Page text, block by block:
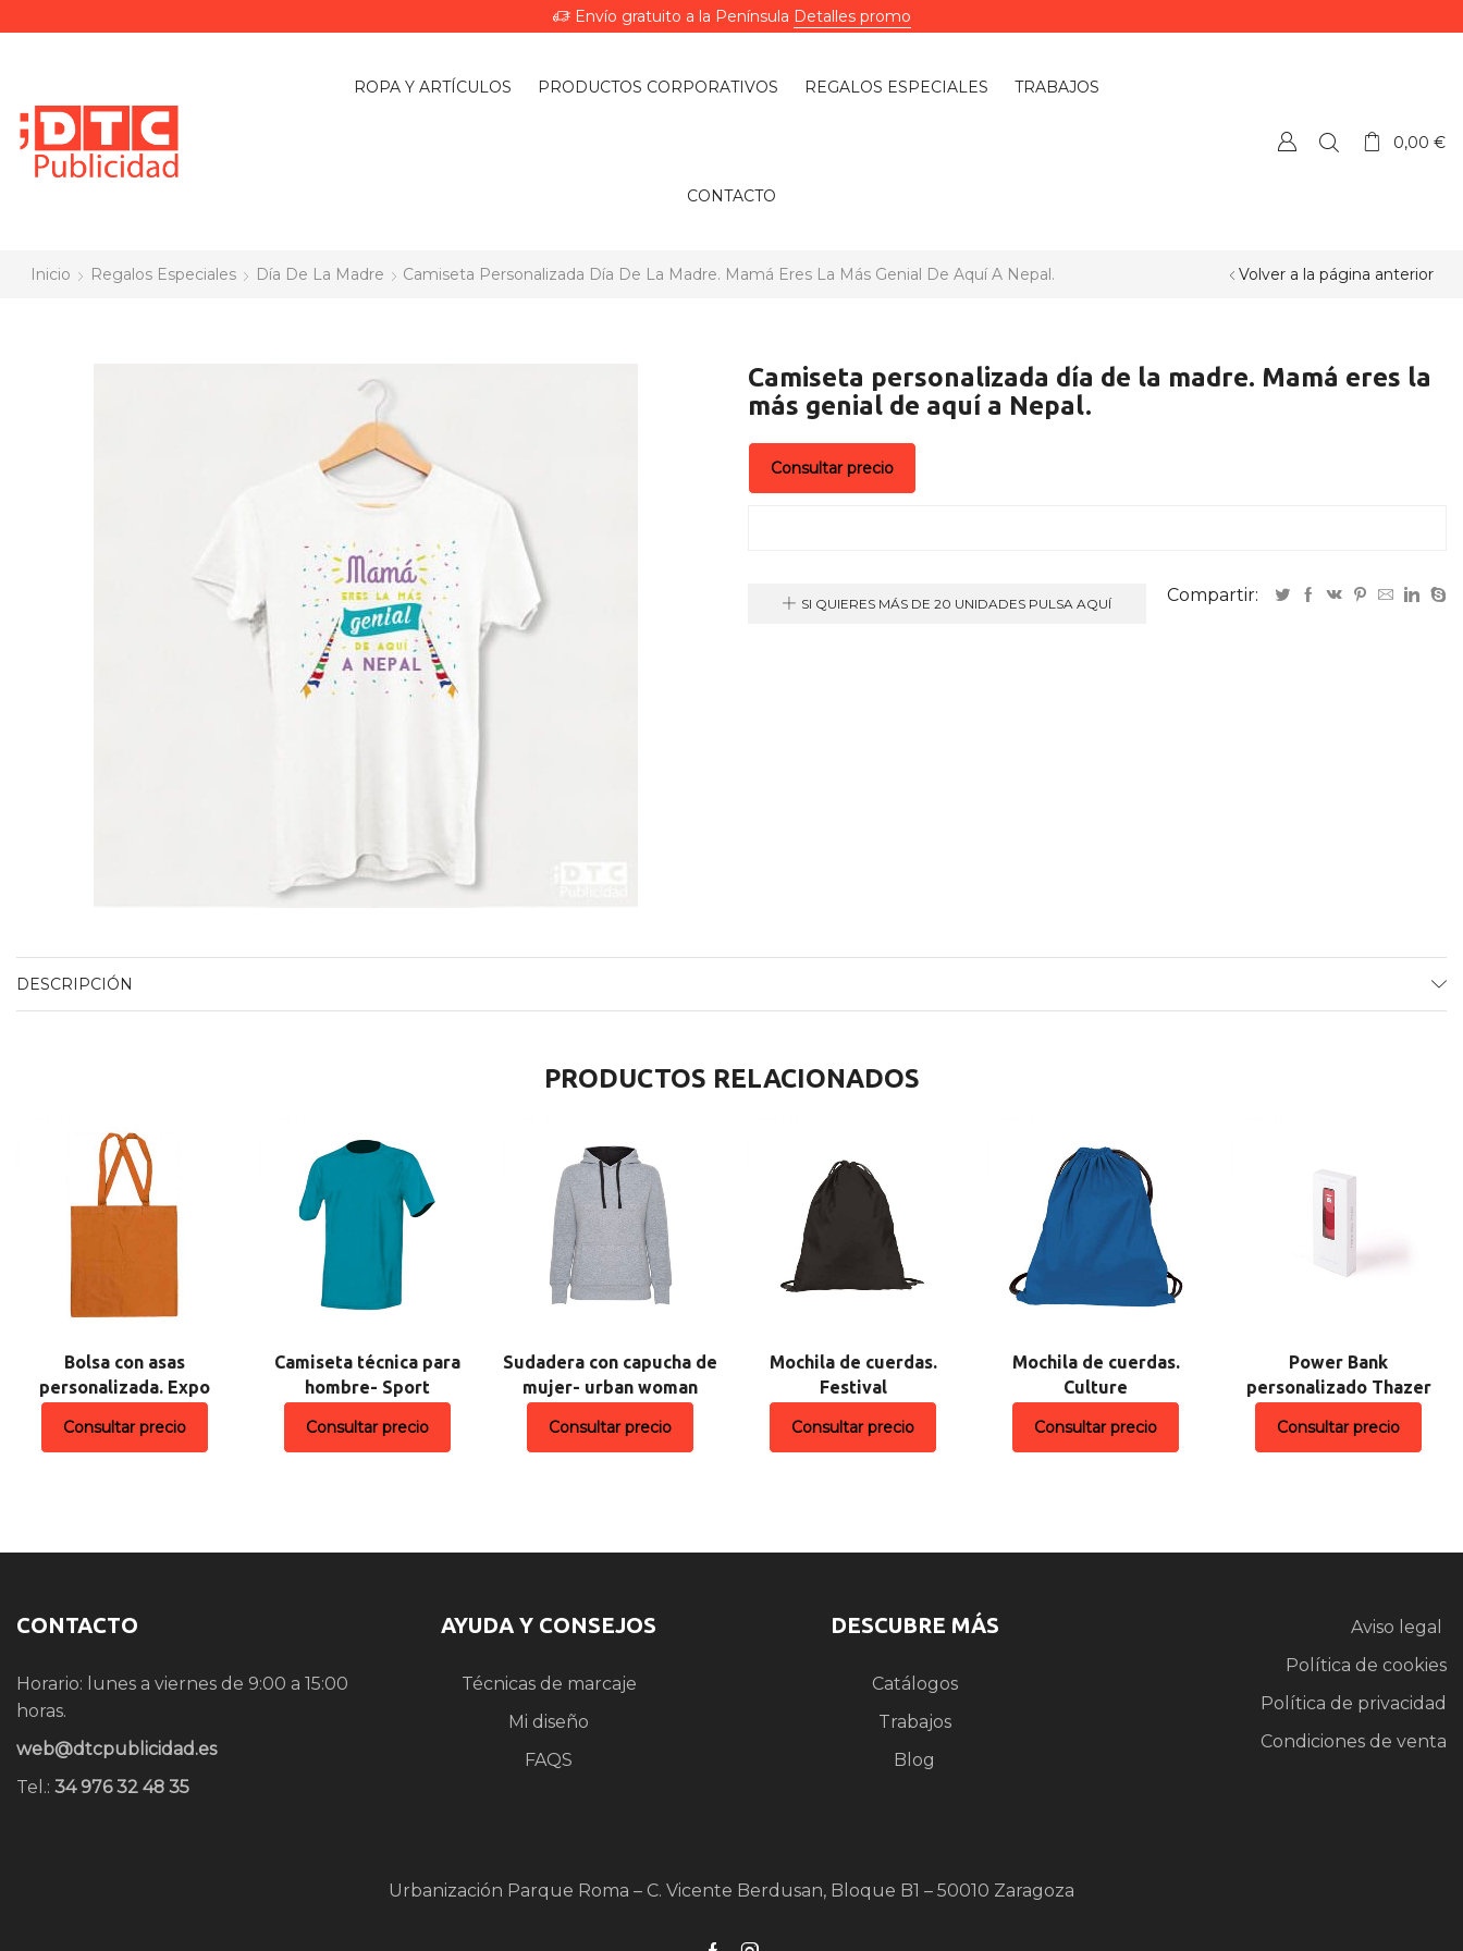
Envío gratuito a la Península Detalles promo
ROPA Y ARTÍCULOS PRODUCTOS CORPORATIVOS REGALOS ESPECIALES TRABAJOS
CONTACTO
0,00€
Inicio Regalos Especiales Día De La Madre Camiseta Personalizada Día De La Madre. Mamá Eres La Más Genial De Aquí A Nepal. Volver a la página anterior
Camiseta personalizada día de la madre. Mamá eres la
más genial de aquí a Nepal.
Consultar precio
Compartir:
SI QUIERES MÁS DE 20 UNIDADES PULSA AQUÍ
DESCRIPCIÓN
PRODUCTOS RELACIONADOS
Bolsa con asas
personalizada. Expo
Consultar precio
Camiseta técnica para
hombre- Sport
Consultar precio
Sudadera con capucha de
mujer- urban woman
Consultar precio
Mochila de cuerdas.
Festival
Consultar precio
Mochila de cuerdas.
Culture
Consultar precio
Power Bank
personalizado Thazer
Consultar precio
CONTACTO
Horario: lunes a viernes de 9:00 a 15:00
horas.
web@dtcpublicidad.es
Tel.: 34 976 32 48 35
AYUDA Y CONSEJOS
Técnicas de marcaje
Mi diseño
FAQS
DESCUBRE MÁS
Catálogos
Trabajos
Blog
Aviso legal
Política de cookies
Política de privacidad
Condiciones de venta
Urbanización Parque Roma – C. Vicente Berdusan, Bloque B1 – 50010 Zaragoza